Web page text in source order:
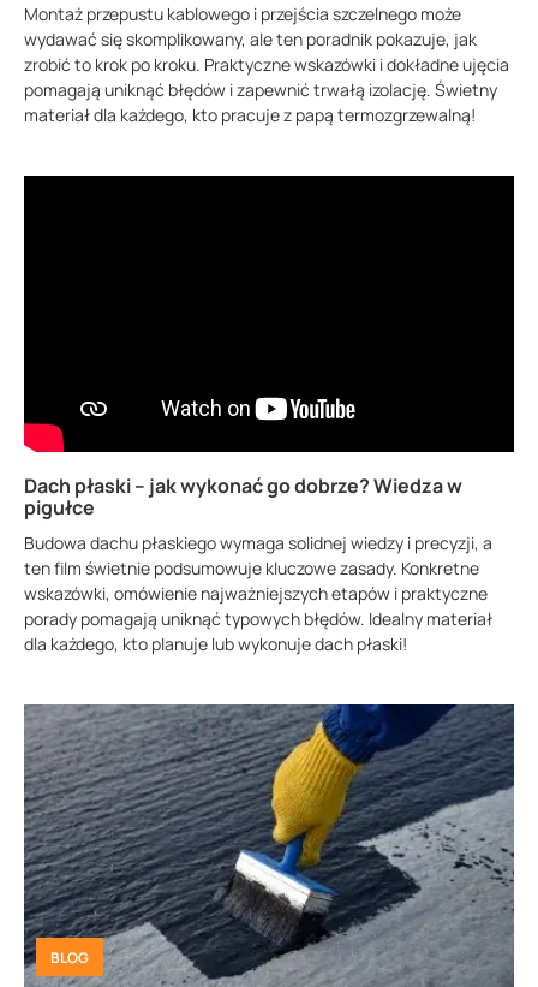
Montaż przepustu kablowego i przejścia szczelnego może
wydawać się skomplikowany, ale ten poradnik pokazuje, jak
zrobić to krok po kroku. Praktyczne wskazówki i dokładne ujęcia
pomagają uniknąć błędów i zapewnić trwałą izolację. Świetny
materiał dla każdego, kto pracuje z papą termozgrzewalną!
Dach płaski – jak wykonać go dobrze? Wiedza w
pigułce
Budowa dachu płaskiego wymaga solidnej wiedzy i precyzji, a
ten film świetnie podsumowuje kluczowe zasady. Konkretne
wskazówki, omówienie najważniejszych etapów i praktyczne
porady pomagają uniknąć typowych błędów. Idealny materiał
dla każdego, kto planuje lub wykonuje dach płaski!
BLOG